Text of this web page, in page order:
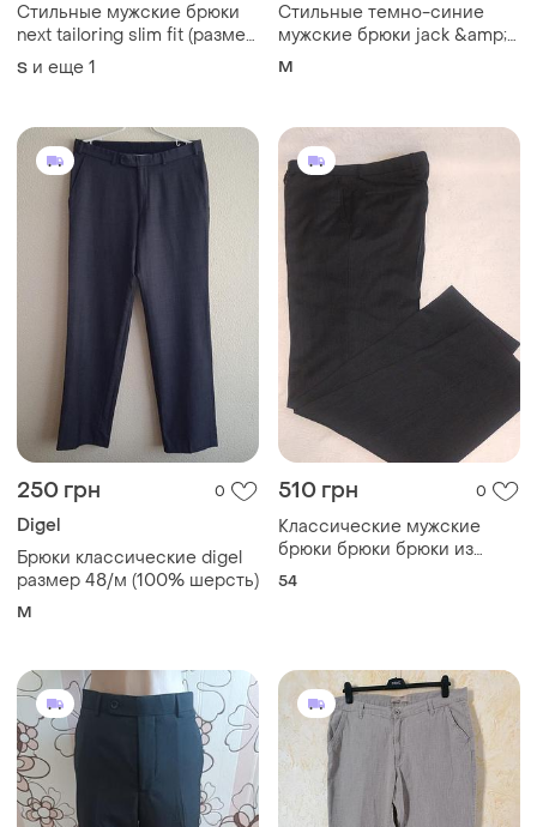
Стильные мужские брюки
next tailoring slim fit (размер
30s)
S и еще 1
Стильные темно-синие
мужские брюки jack &amp;
jones slim marco (размер
M
250 грн 0
Digel
Брюки классические digel
размер 48/м (100% шерсть)
M
510 грн 0
Классические мужские
брюки брюки брюки из
шерстяной смеси
54